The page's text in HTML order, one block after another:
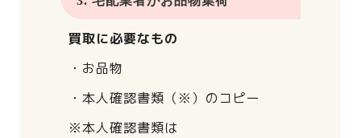
買取に必要なもの
・お品物
・本人確認書類（※）のコピー
※本人確認書類は